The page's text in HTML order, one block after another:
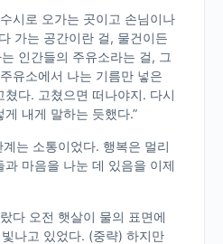
시로 오가는 곳이고 손님이나
가는 공간이란 걸, 물건이든
인간들의 주유소라는 걸, 그
유소에서 나는 기름만 넣은
다. 고쳤으면 떠나야지. 다시
내게 말하는 듯했다.”
는 소통이었다. 행복은 멀리
마음을 나눈 데 있음을 이제
다 오전 햇살이 물의 표면에
나고 있었다. (중략) 하지만